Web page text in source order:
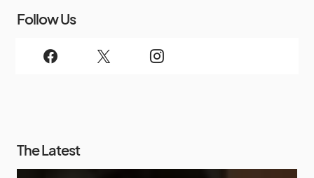
Follow Us
The Latest